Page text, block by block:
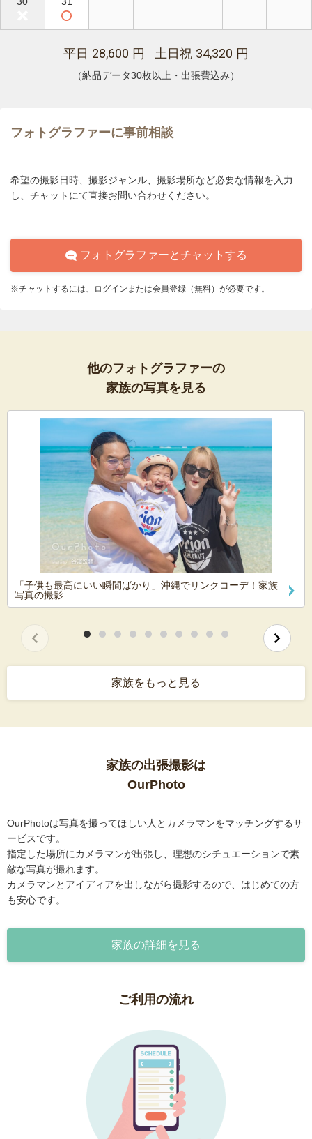
平日 28,600 円 土日祝 34,320 円
（納品データ30枚以上・出張費込み）
フォトグラファーに事前相談
希望の撮影日時、撮影ジャンル、撮影場所など必要な情報を入力
し、チャットにて直接お問い合わせください。
フォトグラファーとチャットする
※チャットするには、ログインまたは会員登録（無料）が必要です。
他のフォトグラファーの
家族の写真を見る
「子供も最高にいい瞬間ばかり」沖縄でリンクコーデ！家族
写真の撮影
家族をもっと見る
家族の出張撮影は
OurPhoto
OurPhotoは写真を撮ってほしい人とカメラマンをマッチングするサ
ービスです。
指定した場所にカメラマンが出張し、理想のシチュエーションで素
敵な写真が撮れます。
カメラマンとアイディアを出しながら撮影するので、はじめての方
も安心です。
家族の詳細を見る
ご利用の流れ